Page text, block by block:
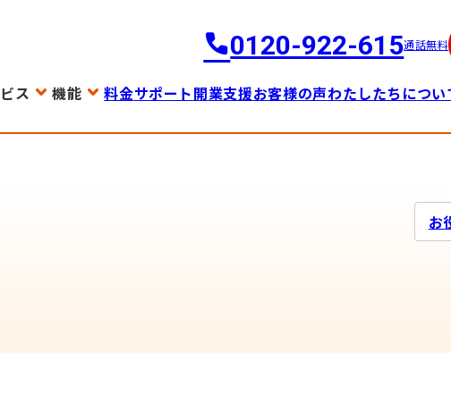
0120-922-615通話無料
ス 機能 料金サポート開業支援お客様の声わたしたちについ
お